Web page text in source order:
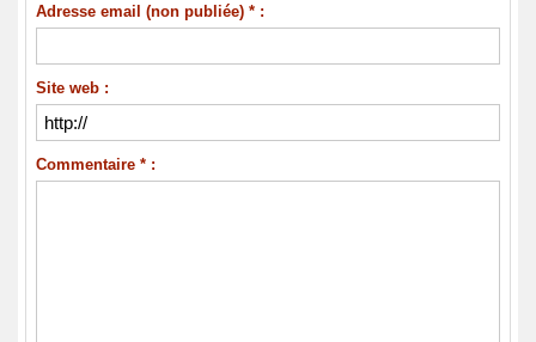
Adresse email (non publiée) * :
Site web :
Commentaire * :